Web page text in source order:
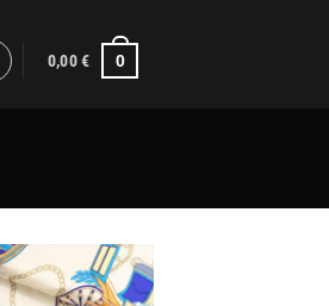
0,00€ 0